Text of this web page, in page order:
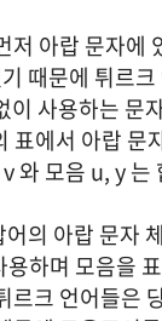
아랍 문자에
때문에 튀르
사용하는 문
표에서 아랍 문
와 모음 u, y 는
의 아랍 문자
하며 모음을
크 언어들은